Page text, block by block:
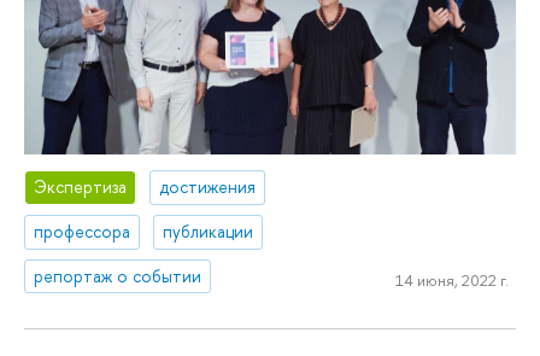
Экспертиза
достижения
профессора
публикации
репортаж о событии
14 июня, 2022 г.